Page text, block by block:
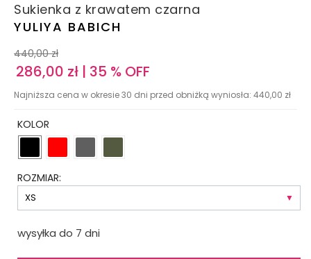
Sukienka z krawatem czarna
YULIYA BABICH
440,00 zł
286,00 zł | 35 % OFF
Najniższa cena w okresie 30 dni przed obniżką wyniosła: 440,00 zł
KOLOR
ROZMIAR:
wysyłka do 7 dni